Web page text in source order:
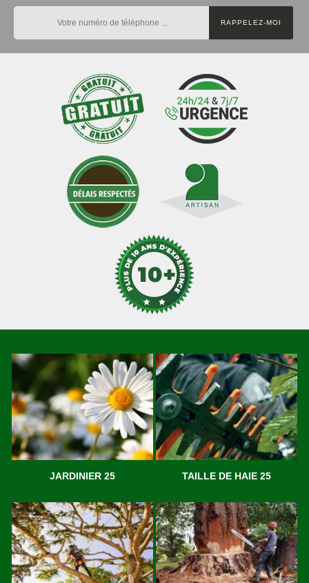
JARDINIER 25 TAILLE DE HAIE 25